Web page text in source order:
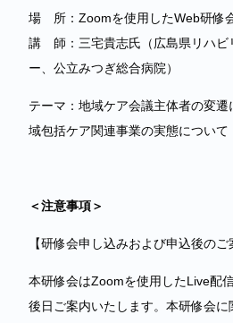
場 所：Zoomを使用したWeb研修
講 師：三宅貴志氏（広島県リハビ
ー、公立みつぎ総合病院）
テーマ：地域ケア会議主体者の変
域包括ケア関連事業の実態について
＜注意事項＞
【研修会申し込みおよび申込後のご
本研修会はZoomを使用したLive配
後日ご案内いたします。本研修会に